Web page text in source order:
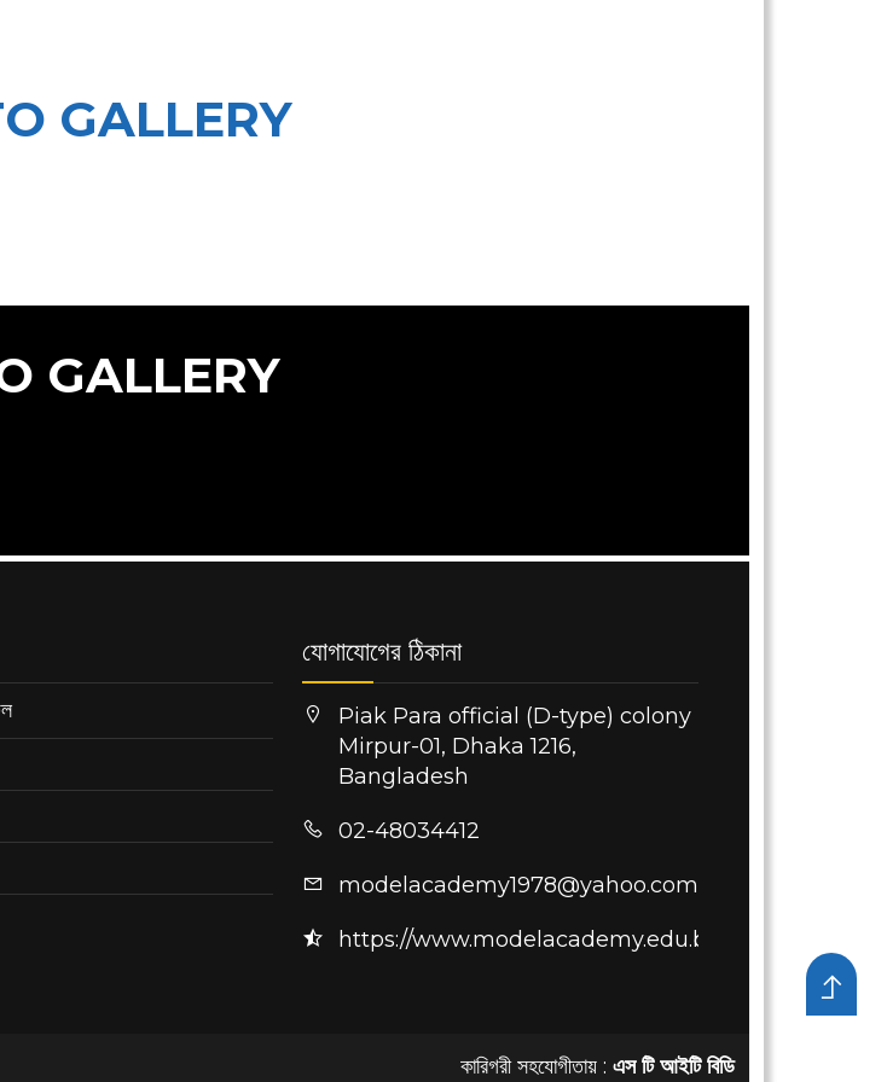
GALLERY
GALLERY
যোগাযোগের ঠিকানা
Piak Para official (D-type) colony
Mirpur-01, Dhaka 1216,
Bangladesh
02-48034412
modelacademy1978@yahoo.com
https://www.modelacademy.edu.bd/
কারিগরী সহযোগীতায় : এস টি আইটি বিডি